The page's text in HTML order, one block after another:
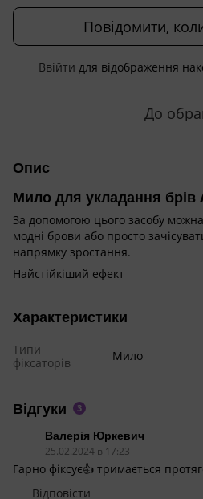
Повідомити,
Ввійти для відображення
До
Опис
Мило для укладання
За допомогою цього засобу
модні брови або просто
напрямку зростання.
Найстійкіший ефект
Характеристики
Типи
фіксаторів
Мило
Відгуки 3
Валерія Юркевич
25.02.2024 в 17:23
Гарно фіксує👍 тримається
Відповісти